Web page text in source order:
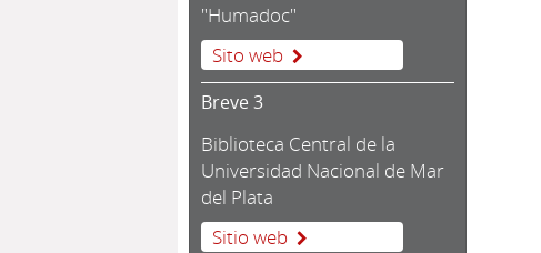
"Humadoc"
Sito web
Breve 3
Biblioteca Central de la
Universidad Nacional de Mar
del Plata
Sitio web